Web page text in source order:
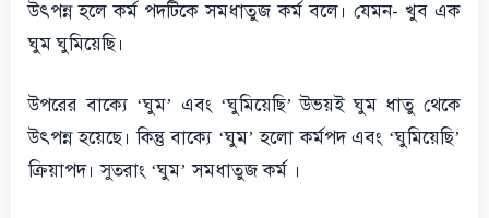
উৎপন্ন হলে কর্ম পদটিকে সমধাতুজ কর্ম বলে। যেমন- খুব এক
ঘুম ঘুমিয়েছি।
উপরের বাক্যে ‘ঘুম’ এবং ‘ঘুমিয়েছি’ উভয়ই ঘুম ধাতু থেকে
উৎপন্ন হয়েছে। কিন্তু বাক্যে ‘ঘুম’ হলো কর্মপদ এবং ‘ঘুমিয়েছি’
ক্রিয়াপদ। সুতরাং ‘ঘুম’ সমধাতুজ কর্ম ।